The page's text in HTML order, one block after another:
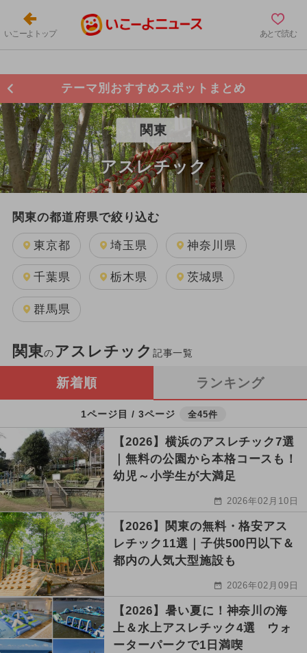
いこーよトップ あとで読む
テーマ別おすすめスポットまとめ
関東
アスレチック
関東の都道府県で絞り込む
東京都 埼玉県 神奈川県
千葉県 栃木県 茨城県
群馬県
関東のアスレチック 記事一覧
新着順 ランキング
1ページ目 / 3ページ 全45件
【2026】横浜のアスレチック7選
｜無料の公園から本格コースも！
幼児～小学生が大満足
2026年02月10日
【2026】関東の無料・格安アス
レチック11選｜子供500円以下＆
都内の人気大型施設も
2026年02月09日
【2026】暑い夏に！神奈川の海
上＆水上アスレチック4選 ウォ
ーターパークで1日満喫